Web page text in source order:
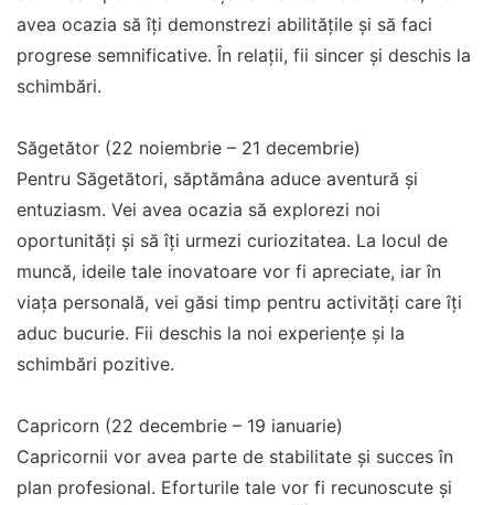
avea ocazia să îți demonstrezi abilitățile și să faci
progrese semnificative. În relații, fii sincer și deschis la
schimbări.
Săgetător (22 noiembrie – 21 decembrie)
Pentru Săgetători, săptămâna aduce aventură și
entuziasm. Vei avea ocazia să explorezi noi
oportunități și să îți urmezi curiozitatea. La locul de
muncă, ideile tale inovatoare vor fi apreciate, iar în
viața personală, vei găsi timp pentru activități care îți
aduc bucurie. Fii deschis la noi experiențe și la
schimbări pozitive.
Capricorn (22 decembrie – 19 ianuarie)
Capricornii vor avea parte de stabilitate și succes în
plan profesional. Eforturile tale vor fi recunoscute și